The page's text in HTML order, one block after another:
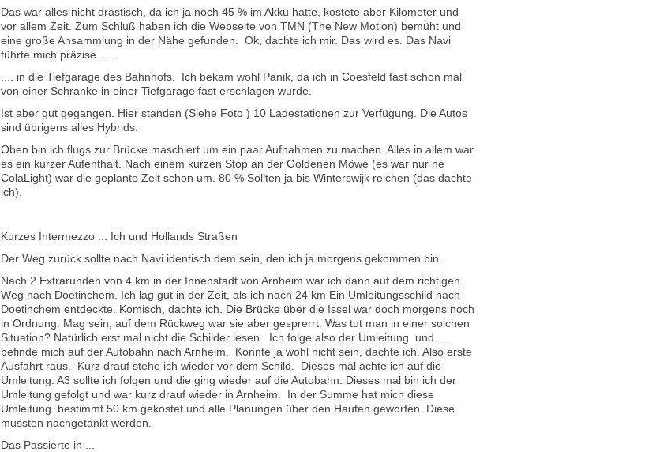
Das war alles nicht drastisch, da ich ja noch 45 % im Akku hatte, kostete aber Kilometer und
vor allem Zeit. Zum Schluß haben ich die Webseite von TMN (The New Motion) bemüht und
eine große Ansammlung in der Nähe gefunden. Ok, dachte ich mir. Das wird es. Das Navi
führte mich präzise ....
.... in die Tiefgarage des Bahnhofs. Ich bekam wohl Panik, da ich in Coesfeld fast schon mal
von einer Schranke in einer Tiefgarage fast erschlagen wurde.
Ist aber gut gegangen. Hier standen (Siehe Foto ) 10 Ladestationen zur Verfügung. Die Autos
sind übrigens alles Hybrids.
Oben bin ich flugs zur Brücke maschiert um ein paar Aufnahmen zu machen. Alles in allem war
es ein kurzer Aufenthalt. Nach einem kurzen Stop an der Goldenen Möwe (es war nur ne
ColaLight) war die geplante Zeit schon um. 80 % Sollten ja bis Winterswijk reichen (das dachte
ich).
Kurzes Intermezzo ... Ich und Hollands Straßen
Der Weg zurück sollte nach Navi identisch dem sein, den ich ja morgens gekommen bin.
Nach 2 Extrarunden von 4 km in der Innenstadt von Arnheim war ich dann auf dem richtigen
Weg nach Doetinchem. Ich lag gut in der Zeit, als ich nach 24 km Ein Umleitungsschild nach
Doetinchem entdeckte. Komisch, dachte ich. Die Brücke über die Issel war doch morgens noch
in Ordnung. Mag sein, auf dem Rückweg war sie aber gesprerrt. Was tut man in einer solchen
Situation? Natürlich erst mal nicht die Schilder lesen. Ich folge also der Umleitung und ....
befinde mich auf der Autobahn nach Arnheim. Konnte ja wohl nicht sein, dachte ich. Also erste
Ausfahrt raus. Kurz drauf stehe ich wieder vor dem Schild. Dieses mal achte ich auf die
Umleitung. A3 sollte ich folgen und die ging wieder auf die Autobahn. Dieses mal bin ich der
Umleitung gefolgt und war kurz drauf wieder in Arnheim. In der Summe hat mich diese
Umleitung bestimmt 50 km gekostet und alle Planungen über den Haufen geworfen. Diese
mussten nachgetankt werden.
Das Passierte in ...